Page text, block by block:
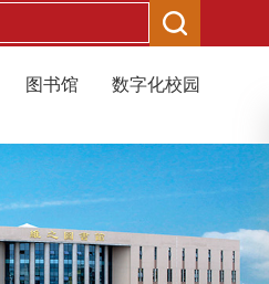
图书馆 数字化校园